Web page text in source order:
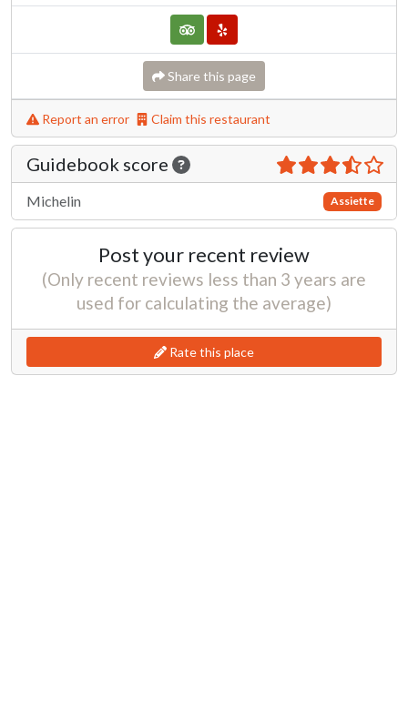
Share this page
Report an error Claim this restaurant
Guidebook score
Michelin Assiette
Post your recent review
(Only recent reviews less than 3 years are
used for calculating the average)
Rate this place